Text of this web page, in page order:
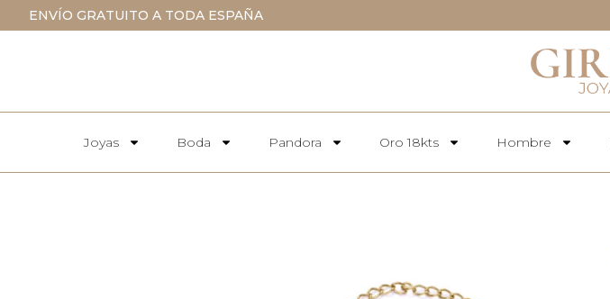
ENVÍO GRATUITO A TODA ESPAÑA
Joyas Boda Pandora Oro 18kts Hombre